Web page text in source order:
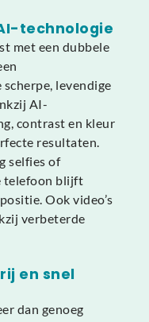
technologie
met een dubbele
levendige
AI-
contrast en kleur
resultaten.
selfies of
telefoon blijft
Ook video’s
verbeterde
en snel
dan genoeg